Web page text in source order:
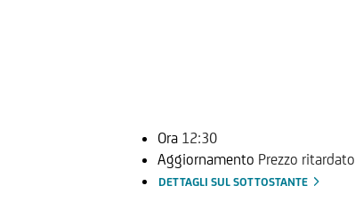
Ora 12:30
Aggiornamento Prezzo ritardato
DETTAGLI SUL SOTTOSTANTE